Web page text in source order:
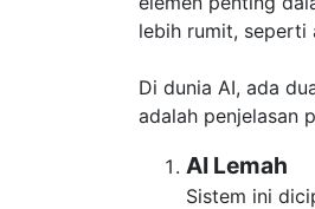
lebih rumit, seperti
Di dunia AI, ada
adalah penjelasan
AI Lemah
Sistem ini